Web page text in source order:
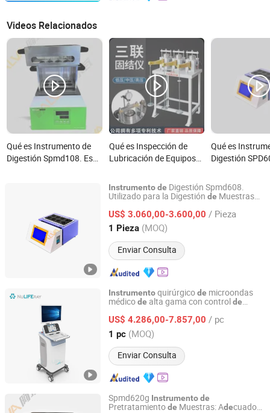
Videos Relacionados
Qué es Instrumento de
Digestión Spmd108. Es
la Industria Alimentaria y
las Instituciones de
Inspección de Calidad
Qué es Inspección de
Lubricación de Equipos
Aceite de Carga Frontal
Qué es
Digestión
Digestión de
Antes del
la Industria
Instrumentode Digestión Spmd608.
Utilizado para la Digestión de Muestras
etc., por InstitucionesdeInspección
Calidad
US$ 3.060,00-3.600,00 / Pieza
1 Pieza (MOQ)
Enviar Consulta
Jinan Alva Instrument Co., Ltd.
Shandong, China Desde 2024
Instrumentoquirúrgicode microondas
médicode alta gama con controlde
US$ 4.286,00-7.857,00 / pc
1 pc (MOQ)
Enviar Consulta
Nanjing Nuoyuan Medical Devices Co., Ltd.
Jiangsu, China Desde 2025
Spmd620g Instrumentode
Pretratamientode Muestras: Adecuado